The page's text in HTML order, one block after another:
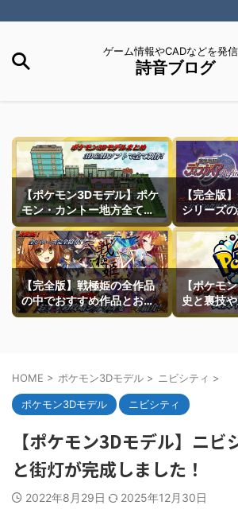
ゲーム情報やCADなどを発信
詩音ブログ
【ポケモン3Dモデル】ポケ
モン・カントー地方全ての
町モデルなどを紹介
【完全版
シリーズ
作品紹介
【完全版】戦極姫の全作品
の中でおすすめ作品とおす
すめ攻略ルートを一挙紹介
【ポケモ
史と裏技
介
HOME > ポケモン3Dモデル > ニビシティ >
ポケモン3Dモデル ニビシティ
【ポケモン3Dモデル】ニビ
と街灯が完成しました！
2022年8月29日 2025年12月30日